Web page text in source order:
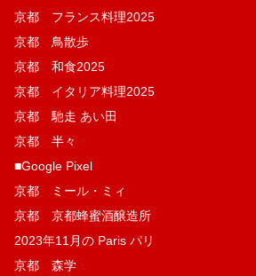
京都 フランス料理2025
京都 鳥散歩
京都 和食2025
京都 イタリア料理2025
京都 馳走 あい田
京都 半々
■Google Pixel
京都 ミール・ミィ
京都 京都蜂蜜酒醸造所
2023年11月の Paris パリ
京都 森学